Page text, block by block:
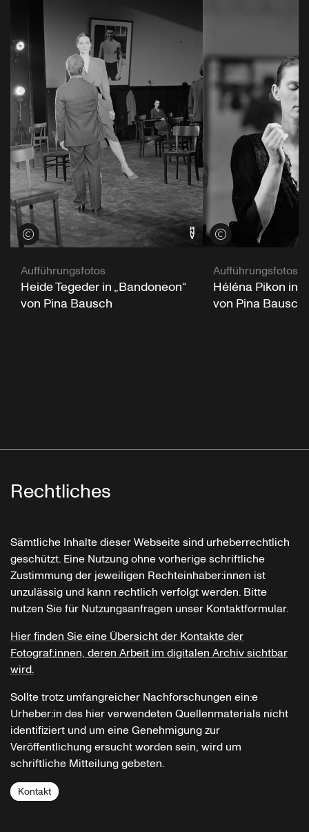
Credits öffnen
Aufführungsfotos
Heide Tegeder in „Bandoneon“
von Pina Bausch
Credits öffnen
Aufführungsfotos
Héléna Pikon in
von Pina Bausch
Rechtliches
Sämtliche Inhalte dieser Webseite sind urheberrechtlich
geschützt. Eine Nutzung ohne vorherige schriftliche
Zustimmung der jeweiligen Rechteinhaber:innen ist
unzulässig und kann rechtlich verfolgt werden. Bitte
nutzen Sie für Nutzungsanfragen unser Kontaktformular.
Hier finden Sie eine Übersicht der Kontakte der
Fotograf:innen, deren Arbeit im digitalen Archiv sichtbar
wird.
Sollte trotz umfangreicher Nachforschungen ein:e
Urheber:in des hier verwendeten Quellenmaterials nicht
identifiziert und um eine Genehmigung zur
Veröffentlichung ersucht worden sein, wird um
schriftliche Mitteilung gebeten.
Kontakt